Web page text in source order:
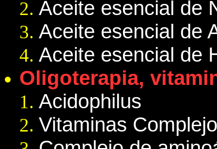
Aceite esencial de
Aceite esencial de
Aceite esencial de
Oligoterapia,
Acidophilus
Vitaminas